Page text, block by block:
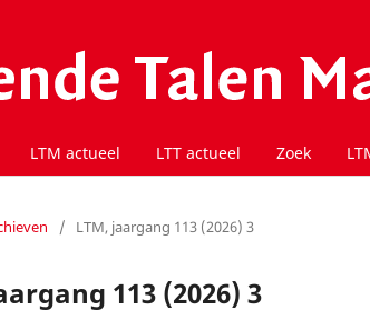
LTM actueel LTT actueel Zoek
/ LTM, jaargang 113 (2026) 3
113 (2026) 3